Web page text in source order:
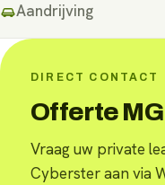
Aandrijving
DIRECT CONTACT
Offerte
Vraag uw private
Cyberster aan via